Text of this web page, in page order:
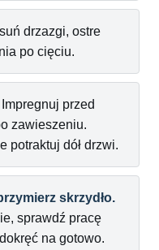
drzazgi, ostre
po cięciu.
Impregnuj przed
zawieszeniu.
potraktuj dół drzwi.
skrzydło.
sprawdź pracę
na gotowo.